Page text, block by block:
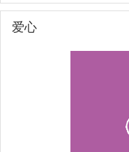
爱心